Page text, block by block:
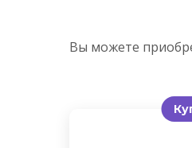
Вы можете